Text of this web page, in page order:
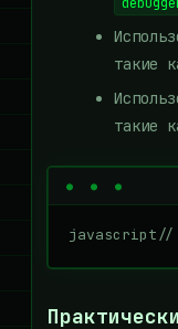
такие
такие
javascript//